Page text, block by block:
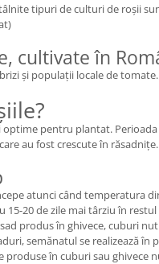
tipuri de culturi de roșii
cultivate în
și populații locale de
pentru plantat.
au fost crescute în
atunci când temperatura
15-20 de zile mai târziu în
produs în ghivece, cuburi
semănatul se realizează în
produse în cuburi sau